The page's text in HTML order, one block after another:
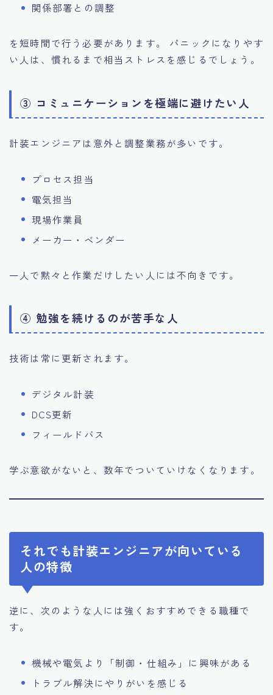
関係部署との調整
を短時間で行う必要があります。 パニックになりやす
い人は、慣れるまで相当ストレスを感じるでしょう。
③ コミュニケーションを極端に避けたい人
計装エンジニアは意外と調整業務が多いです。
プロセス担当
電気担当
現場作業員
メーカー・ベンダー
一人で黙々と作業だけしたい人には不向きです。
④ 勉強を続けるのが苦手な人
技術は常に更新されます。
デジタル計装
DCS更新
フィールドバス
学ぶ意欲がないと、数年でついていけなくなります。
それでも計装エンジニアが向いている
人の特徴
逆に、次のような人には強くおすすめできる職種で
す。
機械や電気より「制御・仕組み」に興味がある
トラブル解決にやりがいを感じる